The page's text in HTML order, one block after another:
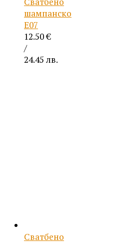
шампанско
Е07
12.50€
/
24.45 лв.
Сватбено